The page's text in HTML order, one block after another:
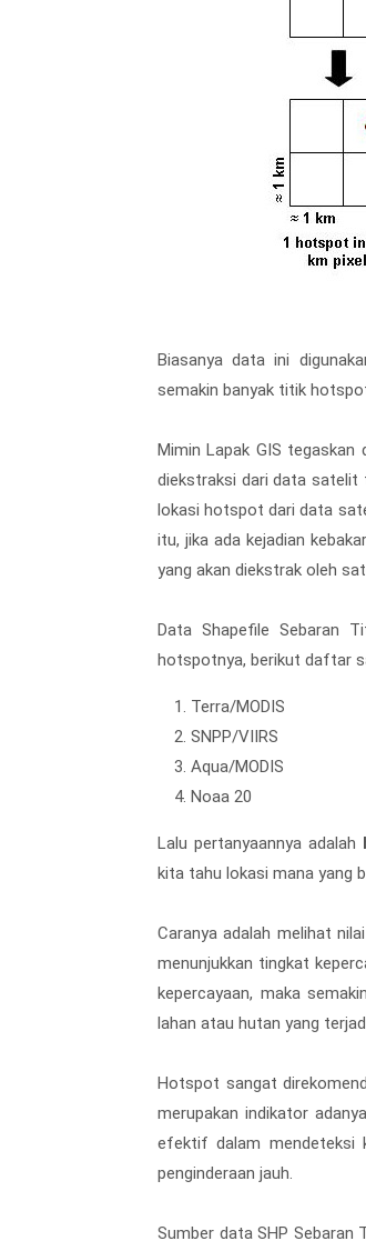
Biasanya data ini
semakin banyak titik
Mimin Lapak GIS
diekstraksi dari data satelit
lokasi hotspot dari data
itu, jika ada kejadian
yang akan diekstrak oleh
Data Shapefile Sebaran
hotspotnya, berikut daftar
Terra/MODIS
SNPP/VIIRS
Aqua/MODIS
Noaa 20
Lalu pertanyaannya adalah
kita tahu lokasi mana yang
Caranya adalah melihat
menunjukkan tingkat
kepercayaan, maka
lahan atau hutan yang
Hotspot sangat
merupakan indikator
efektif dalam mendeteksi
penginderaan jauh.
Sumber data SHP Sebaran